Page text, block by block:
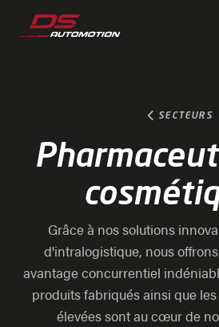
Aller au contenu principal
Aller au pied de page
Aller à la fin de la navigation
Aller au début de la navigation
SECTEURS
Grâce à nos solutions
d'intralogistique, nous
avantage concurrentiel
produits fabriqués ainsi que
élevées sont au cœur de